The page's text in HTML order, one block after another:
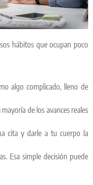
hábitos que ocupan poco
algo complicado, lleno de
de los avances reales
cita y darle a tu cuerpo la
Esa simple decisión puede